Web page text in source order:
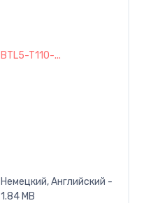
BTL5-T110-...
Немецкий, Английский -
1.84 MB